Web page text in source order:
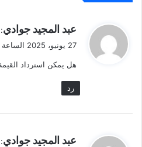
ي
ل
عبد المجيد جوادي:
27 يونيو، 2025 الساعة 10:46 م
هل يمكن استرداد
رد
ي
عبد المجيد جوادي: